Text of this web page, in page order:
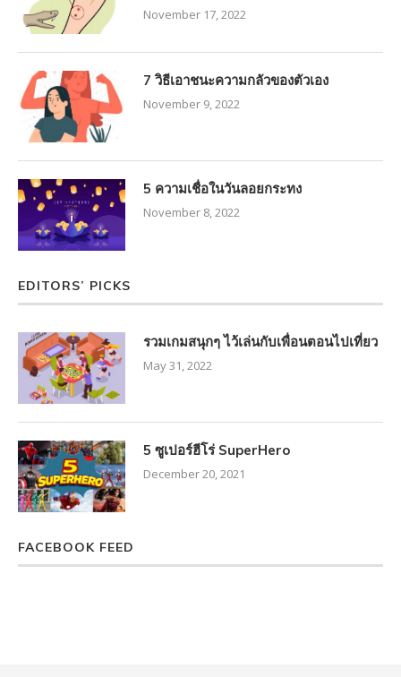
November 17, 2022
7 วิธีเอาชนะความกลัวของตัวเอง
November 9, 2022
5 ความเชื่อในวันลอยกระทง
November 8, 2022
EDITORS’ PICKS
รวมเกมสนุกๆ ไว้เล่นกับเพื่อนตอนไปเที่ยว
May 31, 2022
5 ซูเปอร์ฮีโร่ SuperHero
December 20, 2021
FACEBOOK FEED